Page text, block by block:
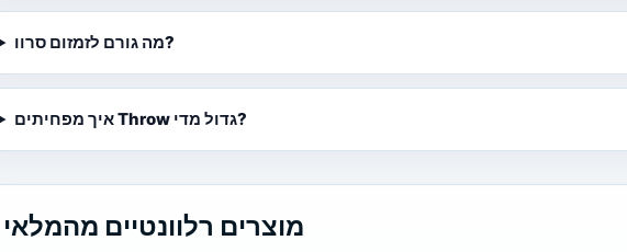
מה גורם לזמזום סרוו?
איך מפחיתים Throw גדול מדי?
מוצרים רלוונטיים מהמלאי